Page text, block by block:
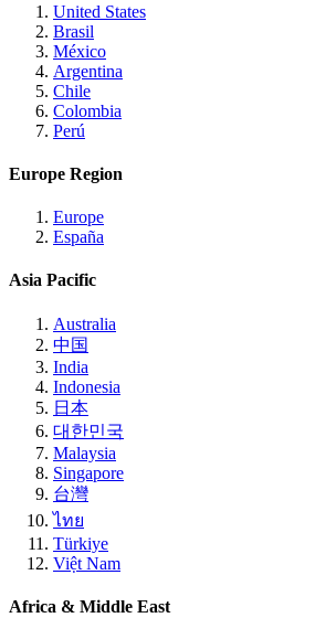
United States
Brasil
México
Argentina
Chile
Colombia
Perú
Europe Region
Europe
España
Asia Pacific
Australia
中国
India
Indonesia
日本
대한민국
Malaysia
Singapore
台灣
ไทย
Türkiye
Việt Nam
Africa & Middle East